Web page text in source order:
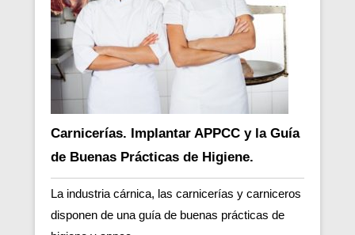
Carnicerías. Implantar APPCC y la Guía
de Buenas Prácticas de Higiene.
La industria cárnica, las carnicerías y carniceros
disponen de una guía de buenas prácticas de